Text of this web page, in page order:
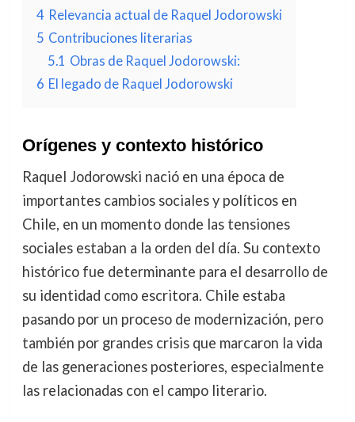
4 Relevancia actual de Raquel Jodorowski
5 Contribuciones literarias
5.1 Obras de Raquel Jodorowski:
6 El legado de Raquel Jodorowski
Orígenes y contexto histórico
Raquel Jodorowski nació en una época de
importantes cambios sociales y políticos en
Chile, en un momento donde las tensiones
sociales estaban a la orden del día. Su contexto
histórico fue determinante para el desarrollo de
su identidad como escritora. Chile estaba
pasando por un proceso de modernización, pero
también por grandes crisis que marcaron la vida
de las generaciones posteriores, especialmente
las relacionadas con el campo literario.